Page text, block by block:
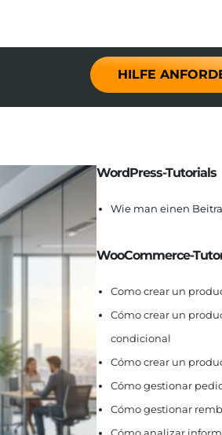
HILFE
WordPress-Tutorials
Wie man einen
WooCommerce-
Como crear un
Cómo crear un
condicional
Cómo crear un
Cómo gestionar
Cómo gestionar
Cómo analizar